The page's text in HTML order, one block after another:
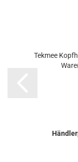
Tek­mee